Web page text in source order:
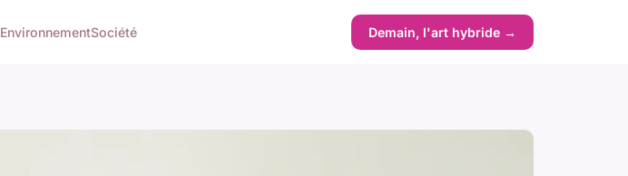
EnvironnementSociété Demain, l'art hybride →